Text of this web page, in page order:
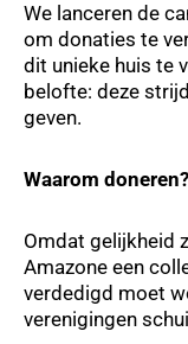
We lanceren de
om donaties te
dit unieke huis te
belofte: deze
geven.
Waarom doneren?
Omdat gelijkheid
Amazone een
verdedigd moet
verenigingen